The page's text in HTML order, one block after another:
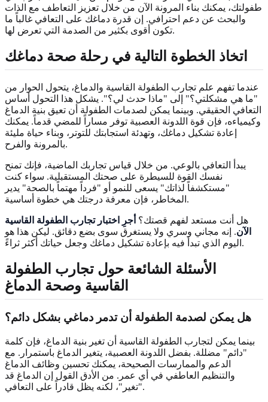
طفولتك، يمكنك بناء المرونة الآن من خلال تعزيز التعاطف مع الذات
والبحث عن دعم احترافي. إن قدرة دماغك على التعافي غالباً ما
تكون أقوى بكثير من الصدمة التي تعرض لها.
اتخاذ الخطوة التالية في رحلة صحة دماغك
عندما تفهم علم تجارب الطفولة القاسية والدماغ، يتحول الحوار من
"ما هي مشكلتي؟" إلى "ماذا حدث لي؟". يشكل هذا التحول أساس
التعافي الحقيقي. وبينما يمكن لصدمات الطفولة أن تعيق بنية الدماغ
وكيمياءه، فإن قوة اللدونة العصبية توفر مساراً للمضي قدماً. يمكنك
إعادة تشكيل دماغك، وتهدئة استجابتك للتوتر، وبناء حياة مليئة
بالمرونة والفرح.
يبدأ التعافي بالوعي. من خلال قياس تجاربك الماضية، فإنك تمنح
نفسك القوة للسيطرة على صحتك المستقبلية. سواء كنت
"مستكشفاً لذاتك" يسعى للنمو أو "فرداً مهتماً بالصحة" يدير
المخاطر، فإن معرفة درجتك هي خطوة أساسية.
هل أنت مستعد لفهم قصتك؟ أجرِ اختبار تجارب الطفولة القاسية
الآن. إنه مجاني وسري ولا يستغرق سوى بضع دقائق. ليكن هذا هو
اليوم الذي تبدأ فيه بإعادة تشكيل دماغك وجعل حياتك أكثر ثراءً.
الأسئلة الشائعة حول تجارب الطفولة
القاسية وصحة الدماغ
هل يمكن لصدمة الطفولة أن تدمر دماغي بشكل دائم؟
بينما يمكن لتجارب الطفولة القاسية أن تغير بنية الدماغ، فإن كلمة
"دائم" مضللة. بفضل اللدونة العصبية، يتغير الدماغ باستمرار. مع
الدعم والممارسات الصحيحة، يمكنك تحسين وظائف الدماغ
والتنظيم العاطفي في أي عمر. من الأدق القول إن الدماغ قد
"تغير"، لكنه يظل قادراً على التعافي.